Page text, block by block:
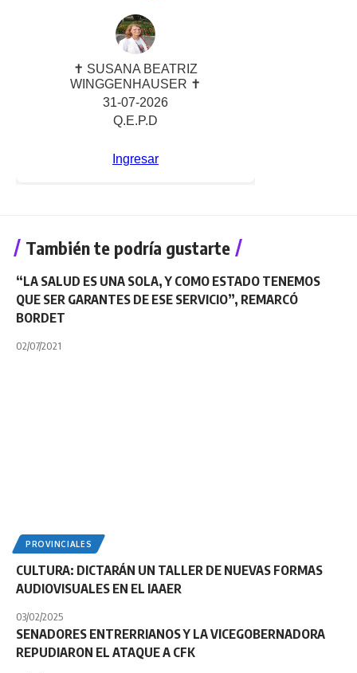
También te podría gustarte
“LA SALUD ES UNA SOLA, Y COMO ESTADO TENEMOS
QUE SER GARANTES DE ESE SERVICIO”, REMARCÓ
BORDET
02/07/2021
PROVINCIALES
CULTURA: DICTARÁN UN TALLER DE NUEVAS FORMAS
AUDIOVISUALES EN EL IAAER
03/02/2025
SENADORES ENTRERRIANOS Y LA VICEGOBERNADORA
REPUDIARON EL ATAQUE A CFK